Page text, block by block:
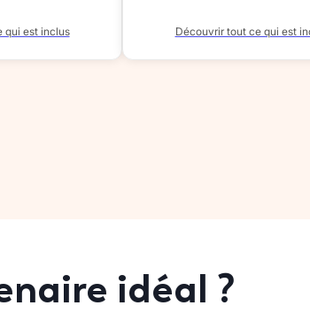
qui est inclus Découvrir tout ce qui est
idéal ?